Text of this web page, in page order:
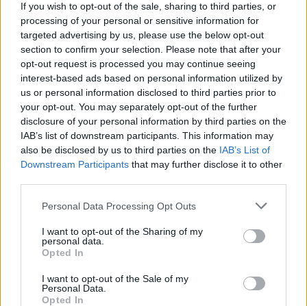
If you wish to opt-out of the sale, sharing to third parties, or
processing of your personal or sensitive information for
targeted advertising by us, please use the below opt-out
section to confirm your selection. Please note that after your
opt-out request is processed you may continue seeing
interest-based ads based on personal information utilized by
us or personal information disclosed to third parties prior to
your opt-out. You may separately opt-out of the further
disclosure of your personal information by third parties on the
IAB’s list of downstream participants. This information may
also be disclosed by us to third parties on the IAB’s List of
Downstream Participants that may further disclose it to other
Please note that this website/app uses one or more Google
not limited to your visit or usage behaviour. You may click to
grant or deny consent to Google and its third-party tags to
use your data for below specified purposes in below Google
consent section.
Personal Data Processing Opt Outs
I want to opt-out of the Sharing of my
personal data.
Opted In
I want to opt-out of the Sale of my
Personal Data.
Opted In
μέρος του θεραπευτικού ταξιδιού,δίνοντας
δύναμη στο παιδί, ελπίδα στην οικογένεια και
κινητοποιώντας ολόκληρη την κοινωνία. Από το
1980 μέχρι σήμερα, έχουν εκπληρωθεί
περισσότερες από550.000 ευχές παγκοσμίως, ενώ
στην Ελλάδα, από το 1996, έχουν δοθεί «φτερά
ελπίδας» σε πάνω από4.000 παιδιά.
Με αυτή τη συνεργασία, το efood συνεχίζει να
υλοποιεί τη δέσμευσή του για ουσιαστική
κοινωνική προσφορά, ενδυναμώνοντας την
αλληλεγγύης.